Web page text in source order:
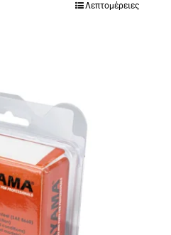
Λεπτομέρειες